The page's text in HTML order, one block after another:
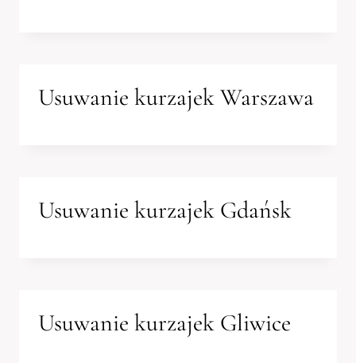
Usuwanie kurzajek Warszawa
Usuwanie kurzajek Gdańsk
Usuwanie kurzajek Gliwice